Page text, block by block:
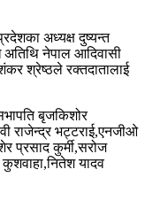
अध्यक्ष दुष्यन्त
अतिथि नेपाल आदिवासी
श्रेष्ठले रक्तदातालाई
बृजकिशोर
राजेन्द्र भट्टराई,एनजीओ
प्रसाद कुर्मी,सरोज
यादव